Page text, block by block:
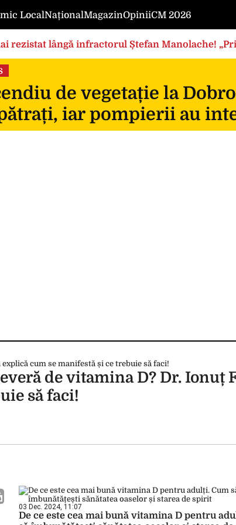
LocalNaționalMagazinOpiniiCM 2026
rezistat lângă infractorul Ștefan Manolache!
de vegetație la
iar pompierii au
de vitamina D? Dr. Ionuț
să faci!
03 Dec. 2024, 11:07
De ce este cea mai bună vitamina D pentru